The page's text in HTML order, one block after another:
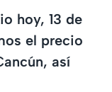
hoy, 13 de
el precio
así